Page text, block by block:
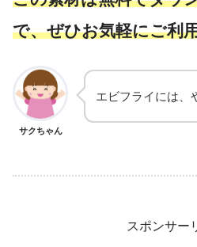
で、ぜひお気軽にご利
サクちゃん
エビフライには、
スポンサー